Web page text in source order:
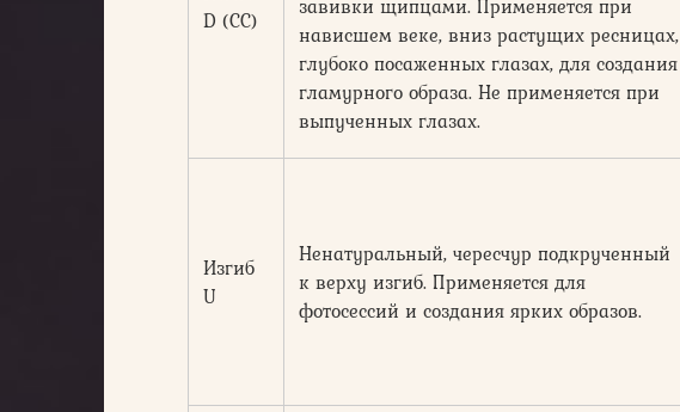
D (СС)
нависшем веке, вниз растущих ресницах,
глубоко посаженных глазах, для создания
гламурного образа. Не применяется при
выпученных глазах.
Изгиб
U
Ненатуральный, чересчур подкрученный
к верху изгиб. Применяется для
фотосессий и создания ярких образов.